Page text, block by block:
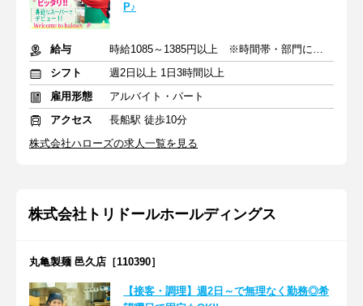
P♪
給与
時給1085～1385円以上 ※時間帯・部門による※交通費支給
シフト
週2日以上 1日3時間以上
雇用形態
アルバイト・パート
アクセス
長船駅 徒歩10分
株式会社ハローズの求人一覧を見る
株式会社トリドールホールディングス
丸亀製麺 邑久店［110390］
【接客・調理】週2日～で無理なく勤務◎希